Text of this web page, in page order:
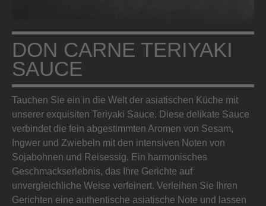
DON CARNE TERIYAKI
SAUCE
Tauchen Sie ein in die Welt der asiatischen Küche mit
unserer exquisiten Teriyaki Sauce. Diese delikate Sauce
verbindet die fein abgestimmten Aromen von Sesam,
Ingwer und Zwiebeln mit den intensiven Noten von
Sojabohnen und Reisessig. Ein harmonisches
Geschmackserlebnis, das Ihre Gerichte auf
unvergleichliche Weise verfeinert. Verleihen Sie Ihren
Gerichten eine authentische asiatische Note und lassen